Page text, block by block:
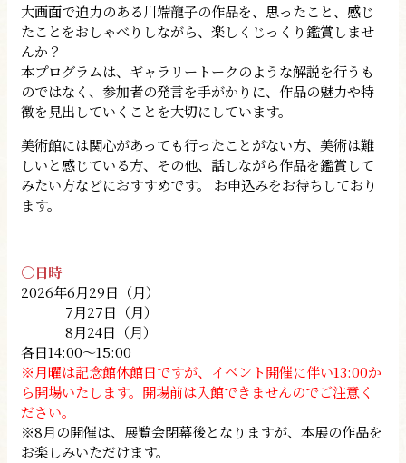
大画面で迫力のある川端龍子の作品を、思ったこと、感じ
たことをおしゃべりしながら、楽しくじっくり鑑賞しませ
んか？
本プログラムは、ギャラリートークのような解説を行うも
のではなく、参加者の発言を手がかりに、作品の魅力や特
徴を見出していくことを大切にしています。
美術館には関心があっても行ったことがない方、美術は難
しいと感じている方、その他、話しながら作品を鑑賞して
みたい方などにおすすめです。 お申込みをお待ちしており
ます。
〇日時
2026年6月29日（月）
7月27日（月）
8月24日（月）
各日14:00～15:00
※月曜は記念館休館日ですが、イベント開催に伴い13:00か
ら開場いたします。開場前は入館できませんのでご注意く
ださい。
※8月の開催は、展覧会閉幕後となりますが、本展の作品を
お楽しみいただけます。